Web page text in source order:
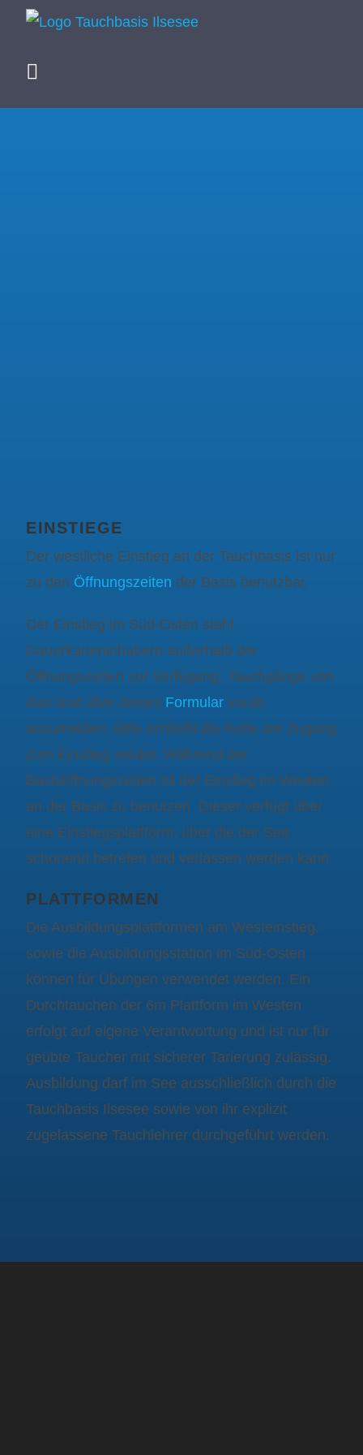
EINSTIEGE
Der westliche Einstieg an der Tauchbasis ist nur
zu den Öffnungszeiten der Basis benutzbar.
Der Einstieg im Süd-Osten steht
Dauerkarteninhabern außerhalb der
Öffnungszeiten zur Verfügung. Tauchgänge von
dort sind über dieses Formular vorab
anzumelden. Bitte schließt die Kette am Zugang
zum Einstieg wieder. Während der
Basisöffnungszeiten ist der Einstieg im Westen
an der Basis zu benutzen. Dieser verfügt über
eine Einstiegsplattform, über die der See
schonend betreten und verlassen werden kann.
PLATTFORMEN
Die Ausbildungsplattformen am Westeinstieg,
sowie die Ausbildungsstation im Süd-Osten
können für Übungen verwendet werden. Ein
Durchtauchen der 6m Plattform im Westen
erfolgt auf eigene Verantwortung und ist nur für
geübte Taucher mit sicherer Tarierung zulässig.
Ausbildung darf im See ausschließlich durch die
Tauchbasis Ilsesee sowie von ihr explizit
zugelassene Tauchlehrer durchgeführt werden.